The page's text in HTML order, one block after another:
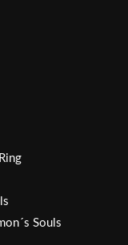
Souls